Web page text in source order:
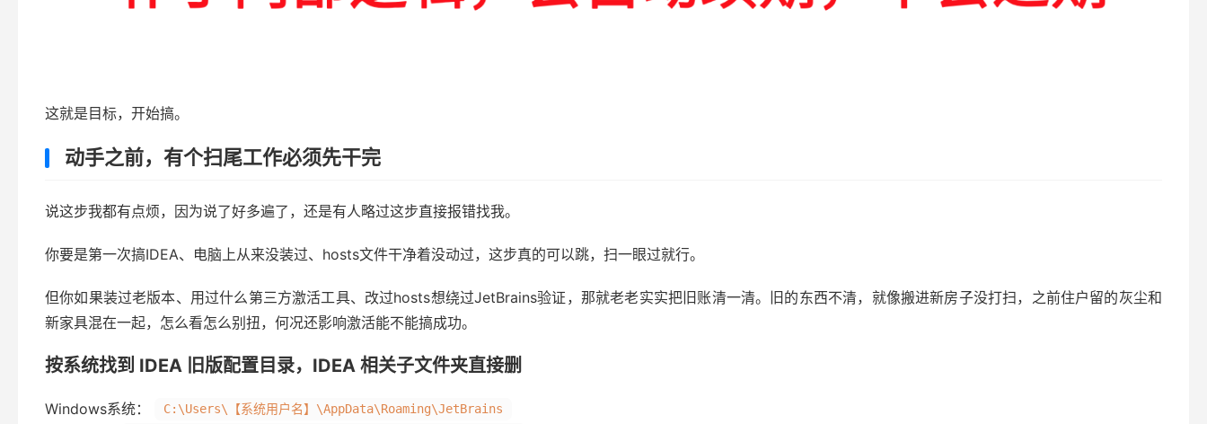
这就是目标，开始搞。
动手之前，有个扫尾工作必须先干完
说这步我都有点烦，因为说了好多遍了，还是有人略过这步直接报错找我。
你要是第一次搞IDEA、电脑上从来没装过、hosts文件干净着没动过，这步真的可以跳，扫一眼过就行。
但你如果装过老版本、用过什么第三方激活工具、改过hosts想绕过JetBrains验证，那就老老实实把旧账清一清。旧的东西不清，就像搬进新房子没打扫，之前住户留的灰尘和
新家具混在一起，怎么看怎么别扭，何况还影响激活能不能搞成功。
按系统找到 IDEA 旧版配置目录，IDEA 相关子文件夹直接删
Windows系统： C:\Users\【系统用户名】\AppData\Roaming\JetBrains